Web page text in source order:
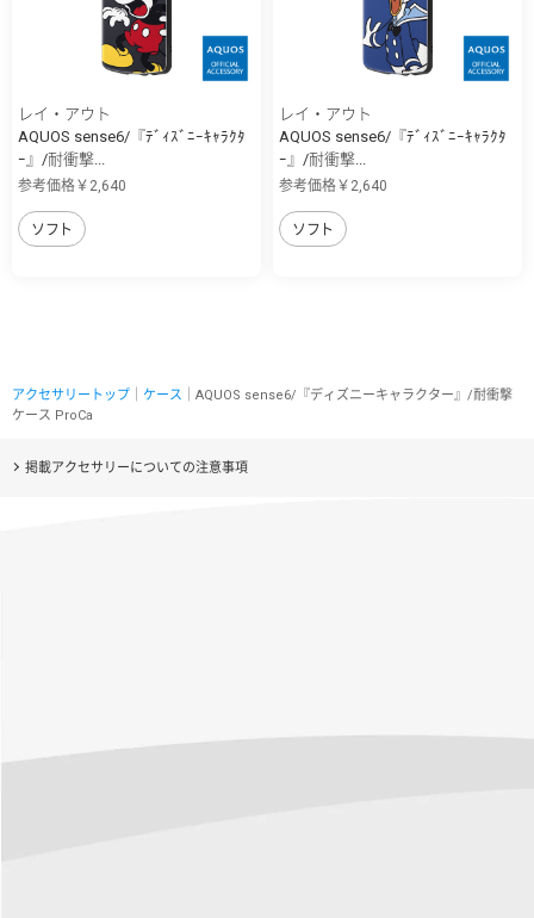
レイ・アウト
AQUOS sense6/『ﾃﾞｨｽﾞﾆｰｷｬﾗｸﾀ
ｰ』/耐衝撃...
参考価格￥2,640
ソフト
レイ・アウト
AQUOS sense6/『ﾃﾞｨｽﾞﾆｰｷｬﾗｸﾀ
ｰ』/耐衝撃...
参考価格￥2,640
ソフト
アクセサリートップ ケース ｜AQUOS sense6/『ディズニーキャラクター』/耐衝撃
ケース ProCa
掲載アクセサリーについての注意事項